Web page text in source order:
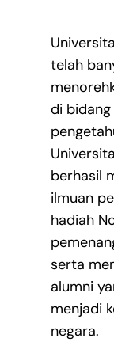
telah
di bidang
berhasil
ilmuan
hadiah
serta
alumni
menjadi
negara.